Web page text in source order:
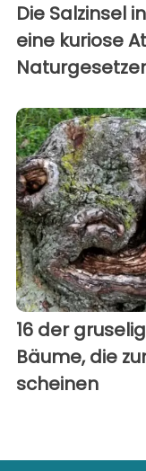
Die Salzinsel
eine kuriose
16 der
Bäume, die
scheinen